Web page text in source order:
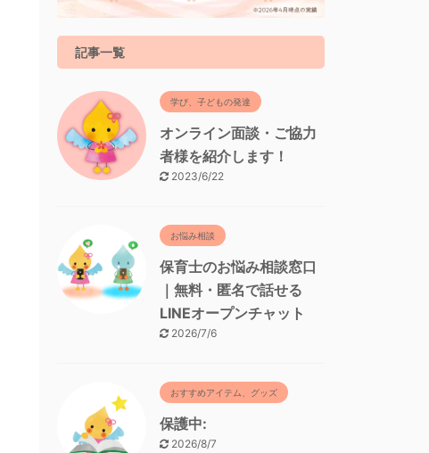
記事一覧
学び、子どもの発達
オンライン面談・ご協力
者様を紹介します！
2023/6/22
お悩み相談
保育士のお悩み相談窓口
｜無料・匿名で話せる
LINEオープンチャット
2026/7/6
おすすめアイテム、グッズ
保護中:
2026/8/7